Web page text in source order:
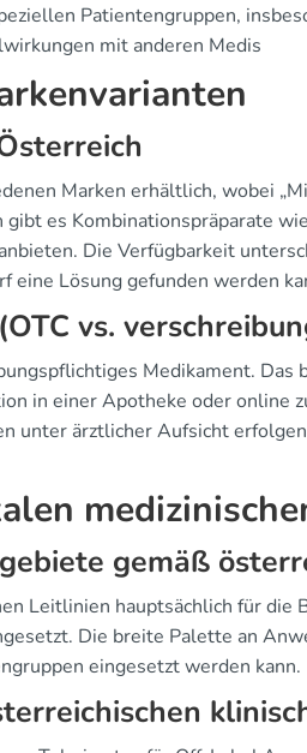
Patientengruppen,
mit anderen Medis
Marken erhältlich, wobei
es Kombinationspräparate
Die Verfügbarkeit
eine Lösung gefunden werden
vs.
Medikament. Das
in einer Apotheke oder online
unter ärztlicher Aufsicht
gemäß
Leitlinien hauptsächlich für die
Die breite Palette an
eingesetzt werden kann.